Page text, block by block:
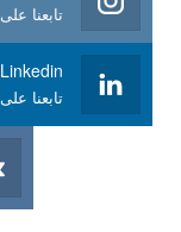
تابعنا
Linkedin
تابعنا